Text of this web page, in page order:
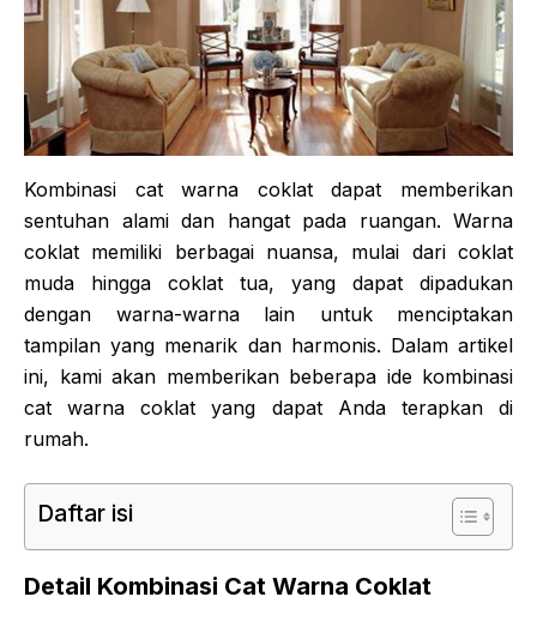
Kombinasi cat warna coklat dapat memberikan
sentuhan alami dan hangat pada ruangan. Warna
coklat memiliki berbagai nuansa, mulai dari coklat
muda hingga coklat tua, yang dapat dipadukan
dengan warna-warna lain untuk menciptakan
tampilan yang menarik dan harmonis. Dalam artikel
ini, kami akan memberikan beberapa ide kombinasi
cat warna coklat yang dapat Anda terapkan di
rumah.
Daftar isi
Detail Kombinasi Cat Warna Coklat